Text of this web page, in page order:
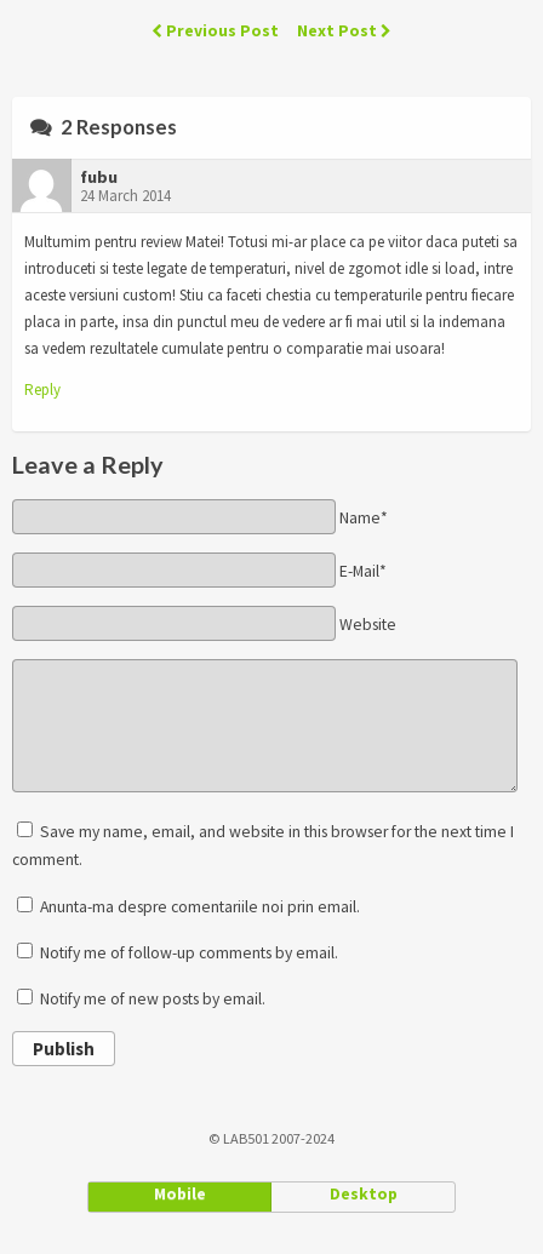
Previous Post Next Post
2 Responses
fubu
24 March 2014
Multumim pentru review Matei! Totusi mi-ar place ca pe viitor daca puteti sa
introduceti si teste legate de temperaturi, nivel de zgomot idle si load, intre
aceste versiuni custom! Stiu ca faceti chestia cu temperaturile pentru fiecare
placa in parte, insa din punctul meu de vedere ar fi mai util si la indemana
sa vedem rezultatele cumulate pentru o comparatie mai usoara!
Reply
Leave a Reply
Name*
E-Mail*
Website
Save my name, email, and website in this browser for the next time I
comment.
Anunta-ma despre comentariile noi prin email.
Notify me of follow-up comments by email.
Notify me of new posts by email.
Publish
© LAB501 2007-2024
Mobile Desktop